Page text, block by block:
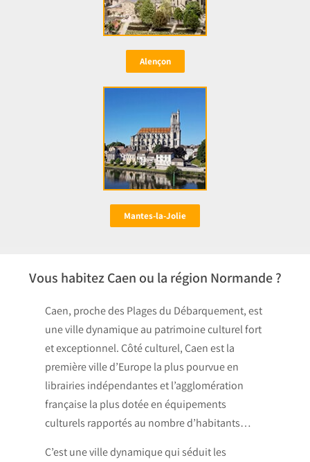
Alençon
Mantes-la-Jolie
Vous habitez Caen ou la région Normande ?
Caen, proche des Plages du Débarquement, est
une ville dynamique au patrimoine culturel fort
et exceptionnel. Côté culturel, Caen est la
première ville d’Europe la plus pourvue en
librairies indépendantes et l’agglomération
française la plus dotée en équipements
culturels rapportés au nombre d’habitants…
C’est une ville dynamique qui séduit les